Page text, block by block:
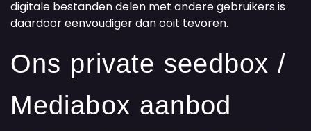
digitale bestanden delen met andere gebruikers is
daardoor eenvoudiger dan ooit tevoren.
Ons private seedbox /
Mediabox aanbod